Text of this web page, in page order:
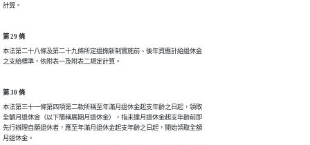
計算。
第 29 條
本法第二十八條及第二十九條所定退撫新制實施前、後年資應計給退休金
之支給標準，依附表一及附表二規定計算。
第 30 條
本法第三十一條第四項第二款所稱至年滿月退休金起支年齡之日起，領取
全額月退休金（以下簡稱展期月退休金），指未達月退休金起支年齡前即
先行辦理自願退休者，應至年滿月退休金起支年齡之日起，開始領取全額
月退休金。